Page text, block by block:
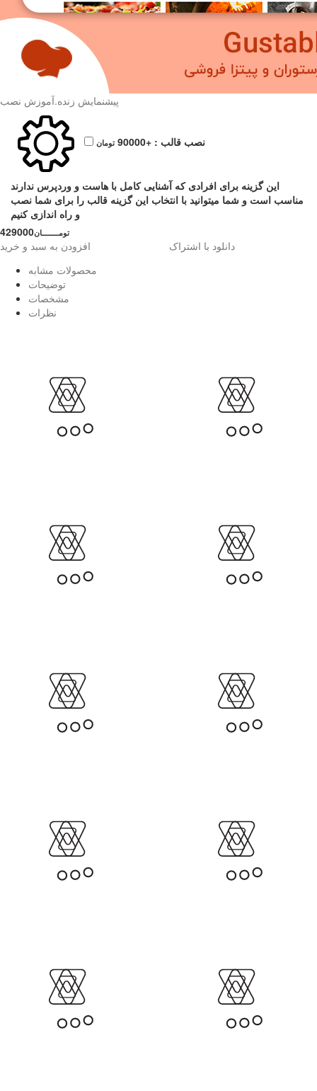
پیشنمایش زنده.آموزش نصب
نصب قالب : +90000 تومان
این گزینه برای افرادی که آشنایی کامل با هاست و وردپرس ندارند
مناسب است و شما میتوانید با انتخاب این گزینه قالب را برای شما نصب
و راه اندازی کنیم
429000تومــــــــان
افزودن به سبد و خرید
دانلود با اشتراک
محصولات مشابه
توضیحات
مشخصات
نظرات